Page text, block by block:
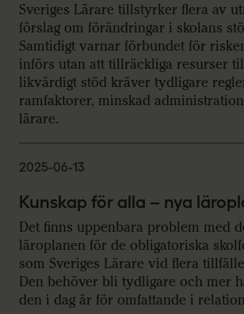
Sveriges Lärare tillstyrker flera av
förslag om förändringar i skolans
Samtidigt varnar förbundet för
införs utan att tillräckliga resurser
likvärdigt stöd kräver tydligare
ramfaktorer, minskad
lärare.
Kunskap för alla – nya
2025-06-13
Det finns uppenbara problem med
läroplanen för de obligatoriska
som Sveriges Lärare vid flera
Den behöver bli tydligare och mer
den i dag är för omfattande i